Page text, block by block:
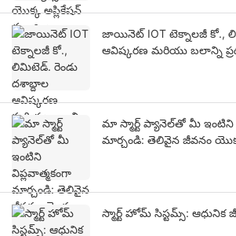
జాయినెట్ IOT టెక్నాలజీ కో.,
ఆవిష్కరణ మరియు బలాన్ని
మా స్మార్ట్ ప్యానెల్‌తో మీ ఇంటిని
మార్చండి: తెలివైన జీవనం
స్మార్ట్ హోమ్ సిస్టమ్స్: ఆధునిక